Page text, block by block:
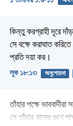
কিন্তু করগ্রাহী দূরে
সে বক্ষে করাঘাত
প্রতি দয়া কর।
লূক ১৮:১৩ অনুশোচনা
তাঁহার পক্ষে
সে তাঁহার নামের গুণে